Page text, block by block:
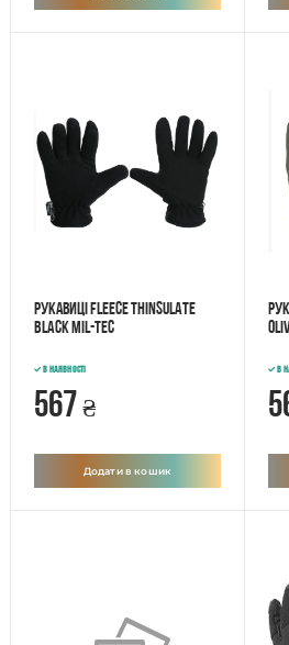
Рукавиці FLEECE THINSULATE
BLACK Mil-Tec
В наявності
567 ₴
Додати в кошик
В